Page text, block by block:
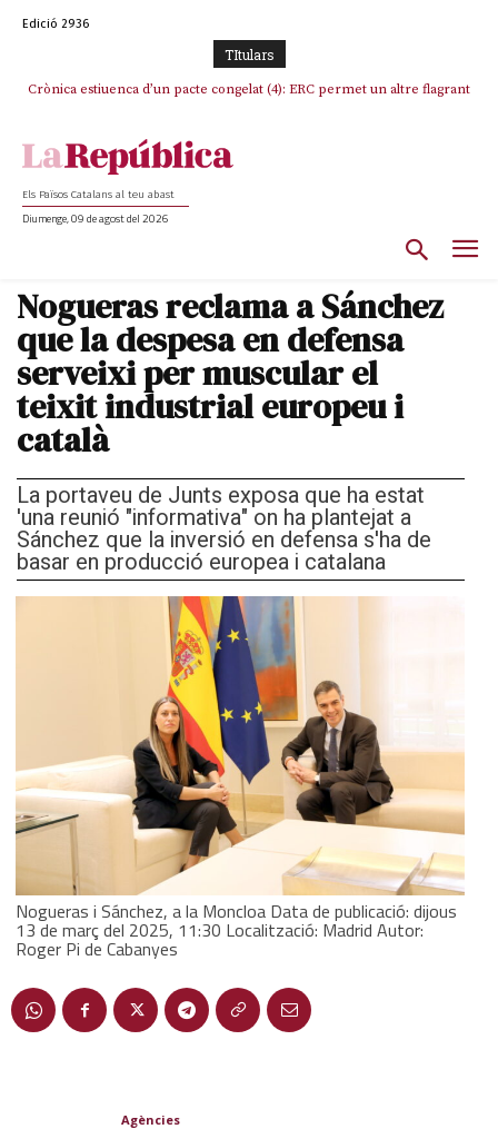
Edició 2936
TItulars
Crònica estiuenca d’un pacte congelat (4): ERC permet un altre flagrant
Els Països Catalans al teu abast
Diumenge, 09 de agost del 2026
Nogueras reclama a Sánchez
que la despesa en defensa
serveixi per muscular el
teixit industrial europeu i
català
La portaveu de Junts exposa que ha estat
'una reunió "informativa" on ha plantejat a
Sánchez que la inversió en defensa s'ha de
basar en producció europea i catalana
Nogueras i Sánchez, a la Moncloa Data de publicació: dijous
13 de març del 2025, 11:30 Localització: Madrid Autor:
Roger Pi de Cabanyes
Agències